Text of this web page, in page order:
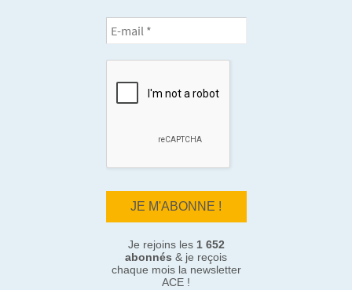
Je rejoins les 1 652
abonnés & je reçois
chaque mois la newsletter
ACE !